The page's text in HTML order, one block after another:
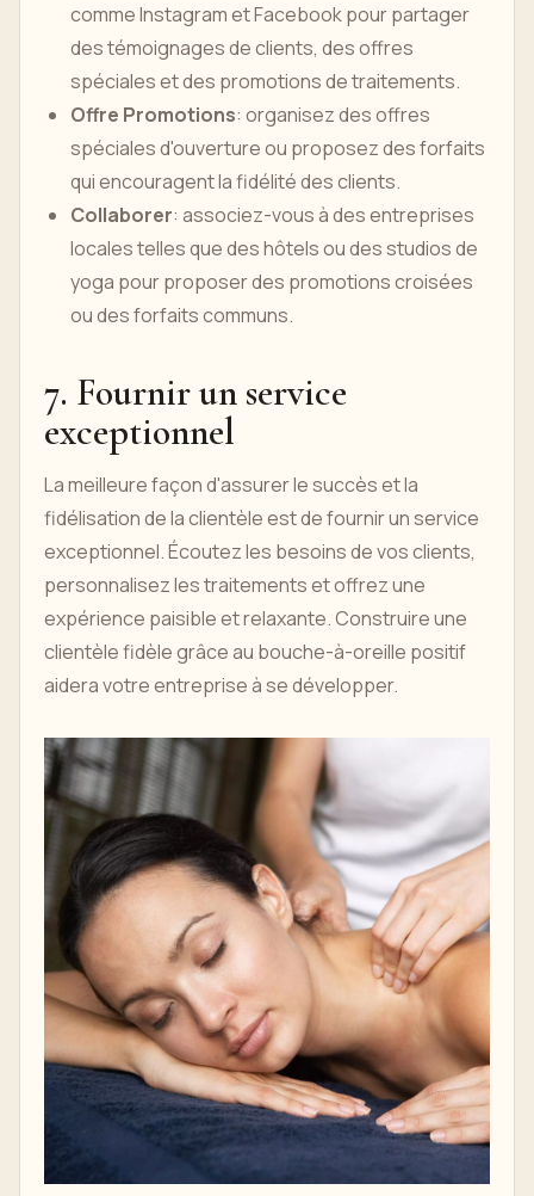
comme Instagram et Facebook pour partager
des témoignages de clients, des offres
spéciales et des promotions de traitements.
Offre Promotions: organisez des offres
spéciales d'ouverture ou proposez des forfaits
qui encouragent la fidélité des clients.
Collaborer: associez-vous à des entreprises
locales telles que des hôtels ou des studios de
yoga pour proposer des promotions croisées
ou des forfaits communs.
7. Fournir un service
exceptionnel
La meilleure façon d'assurer le succès et la
fidélisation de la clientèle est de fournir un service
exceptionnel. Écoutez les besoins de vos clients,
personnalisez les traitements et offrez une
expérience paisible et relaxante. Construire une
clientèle fidèle grâce au bouche-à-oreille positif
aidera votre entreprise à se développer.